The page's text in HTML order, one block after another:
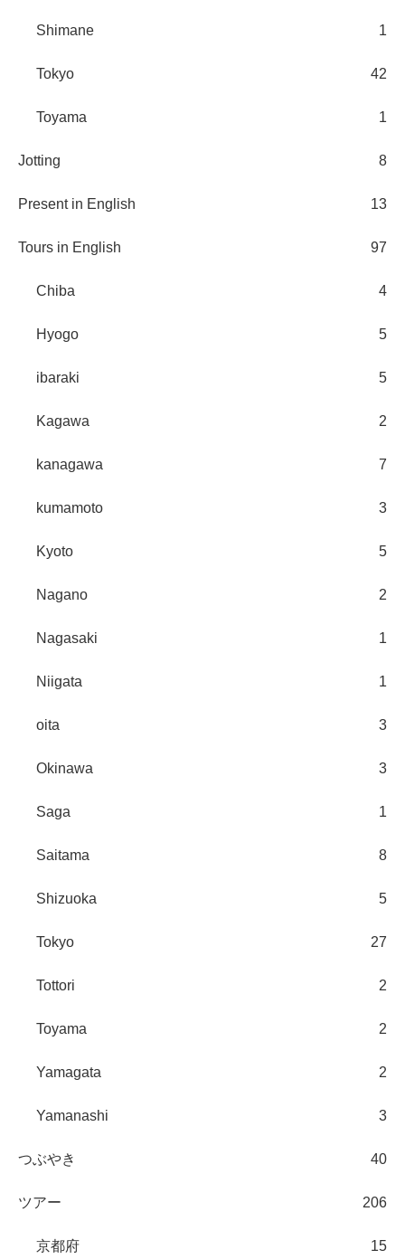
Shimane 1
Tokyo 42
Toyama 1
Jotting 8
Present in English 13
Tours in English 97
Chiba 4
Hyogo 5
ibaraki 5
Kagawa 2
kanagawa 7
kumamoto 3
Kyoto 5
Nagano 2
Nagasaki 1
Niigata 1
oita 3
Okinawa 3
Saga 1
Saitama 8
Shizuoka 5
Tokyo 27
Tottori 2
Toyama 2
Yamagata 2
Yamanashi 3
つぶやき 40
ツアー 206
京都府 15